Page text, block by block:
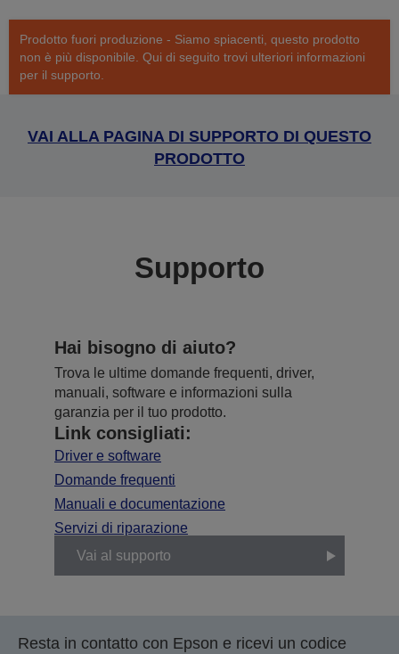
Prodotto fuori produzione - Siamo spiacenti, questo prodotto
non è più disponibile. Qui di seguito trovi ulteriori informazioni
per il supporto.
VAI ALLA PAGINA DI SUPPORTO DI QUESTO
PRODOTTO
Supporto
Hai bisogno di aiuto?
Trova le ultime domande frequenti, driver,
manuali, software e informazioni sulla
garanzia per il tuo prodotto.
Link consigliati:
Driver e software
Domande frequenti
Manuali e documentazione
Servizi di riparazione
Vai al supporto
Resta in contatto con Epson e ricevi un codice